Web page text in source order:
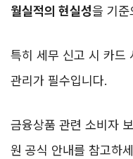
월실적의 현실성을 기준
특히 세무 신고 시 카드
관리가 필수입니다.
금융상품 관련 소비자
원 공식 안내를 참고하